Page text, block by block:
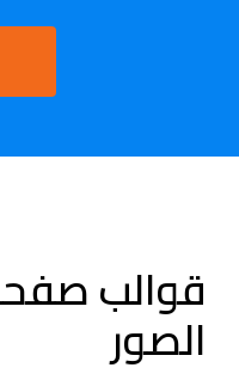
قوالب
الصور